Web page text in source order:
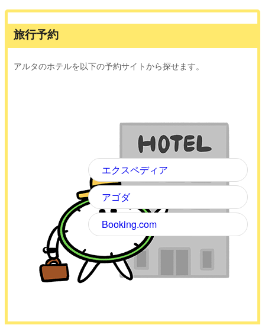
旅行予約
アルタのホテルを以下の予約サイトから探せます。
エクスペディア
アゴダ
Booking.com